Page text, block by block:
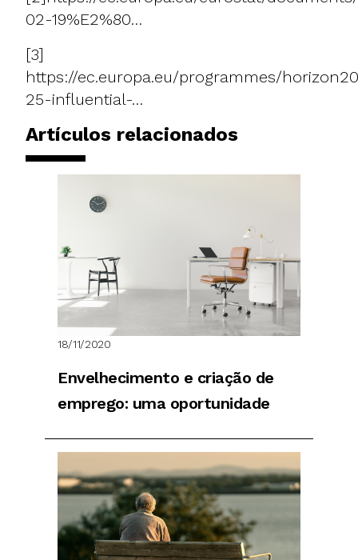
02-19%E2%80…
[3]
https://ec.europa.eu/programmes/
25-influential-…
Artículos relacionados
18/11/2020
Envelhecimento e criação de
emprego: uma oportunidade